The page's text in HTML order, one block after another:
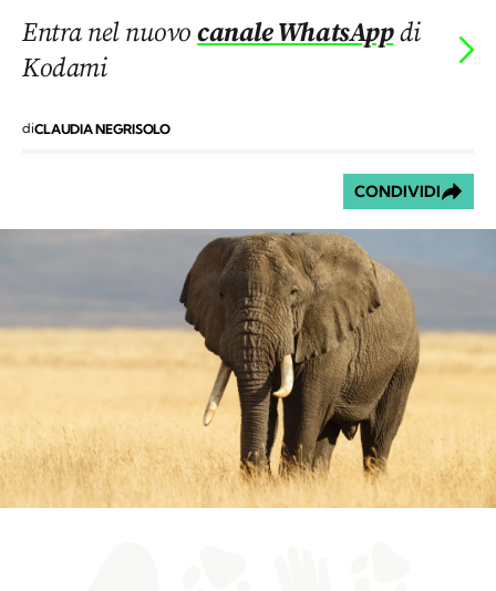
Entra nel nuovocanale WhatsAppdi
Kodami
diCLAUDIA NEGRISOLO
CONDIVIDI